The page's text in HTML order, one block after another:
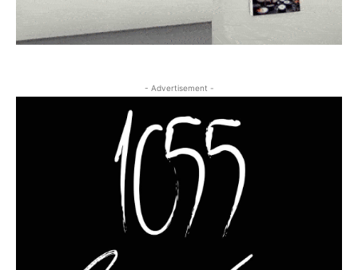
- Advertisement -